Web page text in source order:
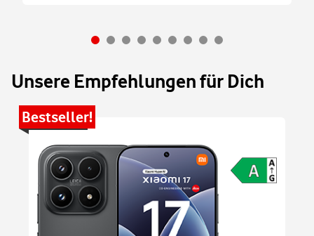
Unsere Empfehlungen für Dich
Bestseller!